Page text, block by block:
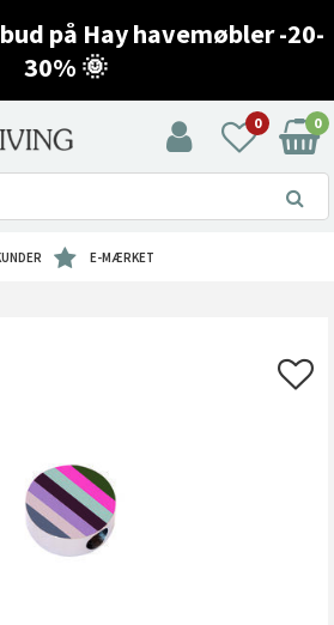
på Hay havemøbler -20-
30% 🌞
0 0
E-MÆRKET